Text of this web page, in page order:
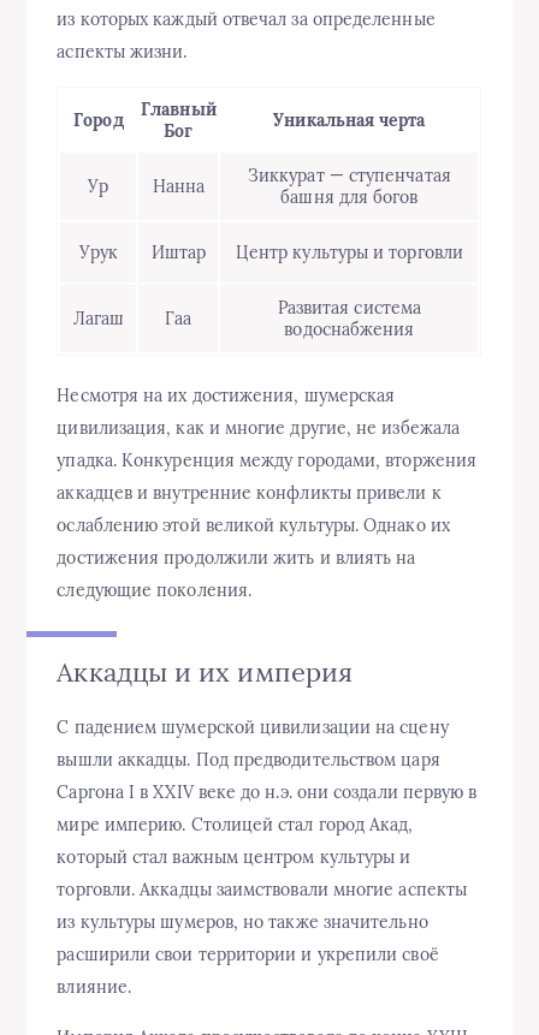
из которых каждый отвечал за определенные
аспекты жизни.
Город
Главный
Бог
Уникальная черта
Ур Нанна
Зиккурат — ступенчатая
башня для богов
Урук Иштар Центр культуры и торговли
Лагаш Гаа
Развитая система
водоснабжения
Несмотря на их достижения, шумерская
цивилизация, как и многие другие, не избежала
упадка. Конкуренция между городами, вторжения
аккадцев и внутренние конфликты привели к
ослаблению этой великой культуры. Однако их
достижения продолжили жить и влиять на
следующие поколения.
Аккадцы и их империя
С падением шумерской цивилизации на сцену
вышли аккадцы. Под предводительством царя
Саргона I в XXIV веке до н.э. они создали первую в
мире империю. Столицей стал город Акад,
который стал важным центром культуры и
торговли. Аккадцы заимствовали многие аспекты
из культуры шумеров, но также значительно
расширили свои территории и укрепили своё
влияние.